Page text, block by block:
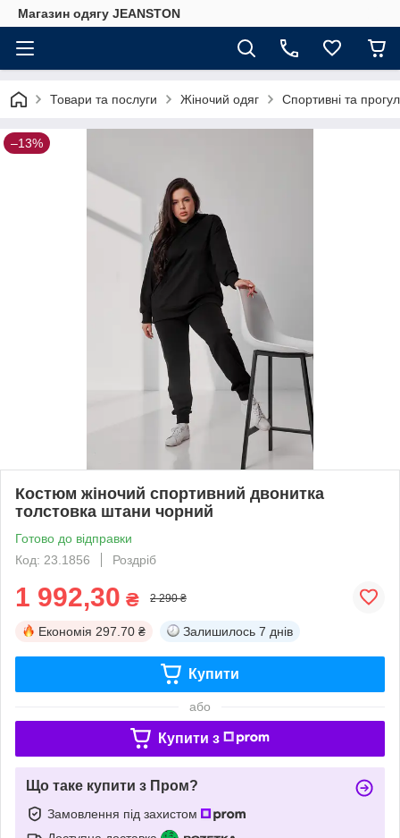
Магазин одягу JEANSTON
Товари та послуги Жіночий одяг Спортивні та
–13%
Костюм жіночий спортивний двонитка
толстовка штани чорний
Готово до відправки
Код: 23.1856
Роздріб
1 992,30 ₴ 2 290 ₴
Економія 297.70 ₴ Залишилось 7 днів
Купити
або
Купити з
Що таке купити з Пром?
Замовлення під захистом